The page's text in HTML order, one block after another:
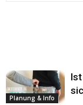
Planung & Info